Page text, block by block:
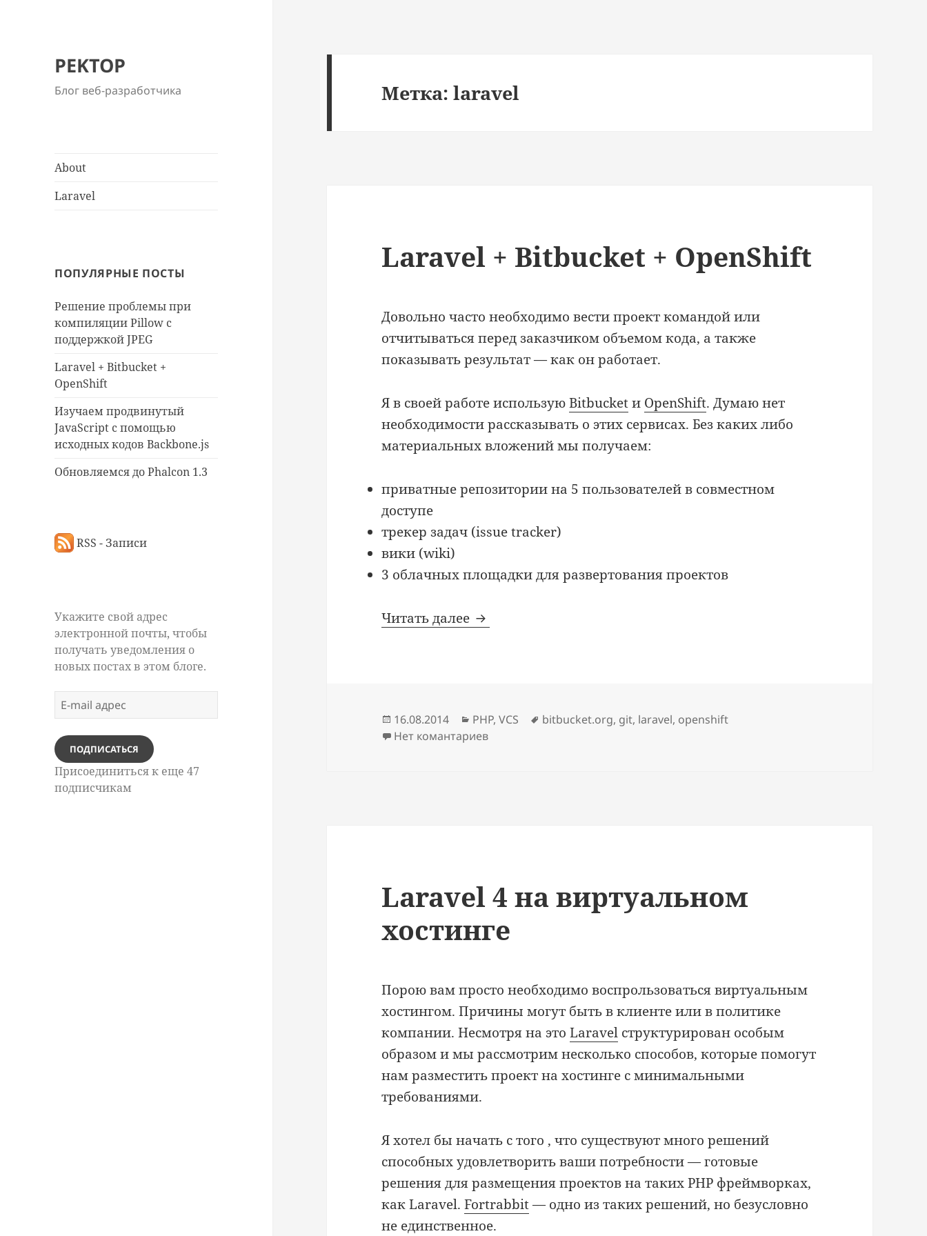
PEKTOP
Блог веб-разработчика
About
Laravel
ПОПУЛЯРНЫЕ ПОСТЫ
Решение проблемы при
компиляции Pillow c
поддержкой JPEG
Laravel + Bitbucket +
OpenShift
Изучаем продвинутый
JavaScript с помощью
исходных кодов Backbone.js
Обновляемся до Phalcon 1.3
RSS - Записи
Укажите свой адрес
электронной почты, чтобы
получать уведомления о
новых постах в этом блоге.
E-
mail
адрес
ПОДПИСАТЬСЯ
Присоединиться к еще 47
подписчикам
Метка:laravel
Laravel + Bitbucket + OpenShift
Довольно часто необходимо вести проект командой или
отчитываться перед заказчиком объемом кода, а также
показывать результат — как он работает.
Я в своей работе используюBitbucketи OpenShift. Думаю нет
необходимости рассказывать о этих сервисах. Без каких либо
материальных вложений мы получаем:
приватные репозитории на 5 пользователей в совместном
доступе
трекер задач (issue tracker)
вики (wiki)
3 облачных площадки для развертования проектов
Читать далее Laravel + Bitbucket + OpenShift
Опубликовано
16.08.2014 Рубрики
PHP,VCS Метки
bitbucket.org, git, laravel, openshift
Нет комантариев
Laravel 4 на виртуальном
хостинге
Порою вам просто необходимо воспрользоваться виртуальным
хостингом. Причины могут быть в клиенте или в политике
компании. Несмотря на этоLaravel структурирован особым
образом и мы рассмотрим несколько способов, которые помогут
нам разместить проект на хостинге с минимальными
требованиями.
Я хотел бы начать с того , что существуют много решений
способных удовлетворить ваши потребности — готовые
решения для размещения проектов на таких PHP фреймворках,
как Laravel.Fortrabbit— одно из таких решений, но безусловно
не единственное.